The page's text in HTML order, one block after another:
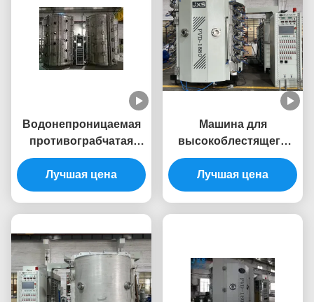
Водонепроницаемая
противограбчатая
вакуумная ПВД-
машина для покрытия
декоративных
Лучшая цена
Машина для
высокоблестящего
антипылевого
теплоустойчивого
ПВД-покрытия для
Лучшая цена